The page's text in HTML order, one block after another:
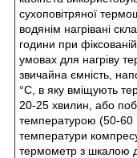
сухоповітряної
водянім нагрівані
години при
умовах для нагріву
звичайна ємність,
°С, в яку вміщують
20-25 хвилин, або
температурою (50-60
температури
термометр з шкалою